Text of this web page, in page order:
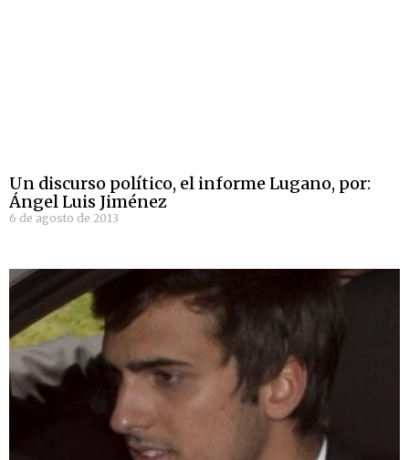
Un discurso político, el informe Lugano, por:
Ángel Luis Jiménez
6 de agosto de 2013